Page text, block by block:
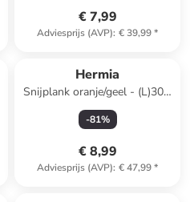
€ 7,99
Adviesprijs (AVP): € 39,99*
Hermia
Snijplank oranje/geel - (L)30 x
(B)20 cm
-81%
€ 8,99
Adviesprijs (AVP): € 47,99*